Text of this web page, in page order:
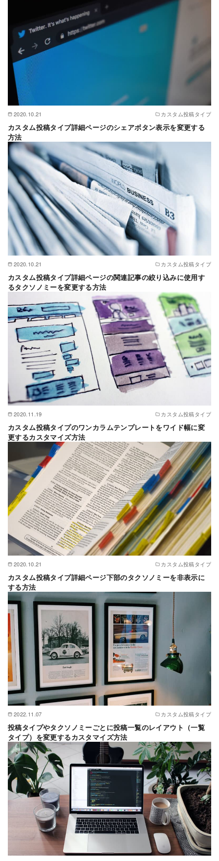
2020.10.21 カスタム投稿タイプ
カスタム投稿タイプ詳細ページのシェアボタン表示を変更する
方法
2020.10.21 カスタム投稿タイプ
カスタム投稿タイプ詳細ページの関連記事の絞り込みに使用す
るタクソノミーを変更する方法
2020.11.19 カスタム投稿タイプ
カスタム投稿タイプのワンカラムテンプレートをワイド幅に変
更するカスタマイズ方法
2020.10.21 カスタム投稿タイプ
カスタム投稿タイプ詳細ページ下部のタクソノミーを非表示に
する方法
2022.11.07 カスタム投稿タイプ
投稿タイプやタクソノミーごとに投稿一覧のレイアウト（一覧
タイプ）を変更するカスタマイズ方法